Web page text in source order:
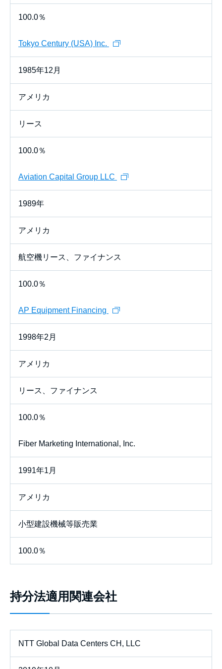
100.0％
Tokyo Century (USA) Inc.
1985年12月
アメリカ
リース
100.0％
Aviation Capital Group LLC
1989年
アメリカ
航空機リース、ファイナンス
100.0％
AP Equipment Financing
1998年2月
アメリカ
リース、ファイナンス
100.0％
Fiber Marketing International, Inc.
1991年1月
アメリカ
小型建設機械等販売業
100.0％
持分法適用関連会社
NTT Global Data Centers CH, LLC